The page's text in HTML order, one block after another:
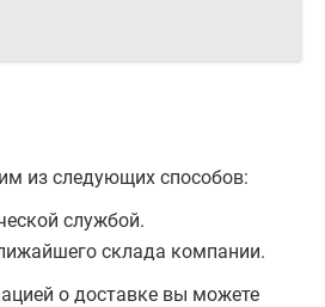
из следующих способов:
службой.
склада компании.
о доставке вы можете